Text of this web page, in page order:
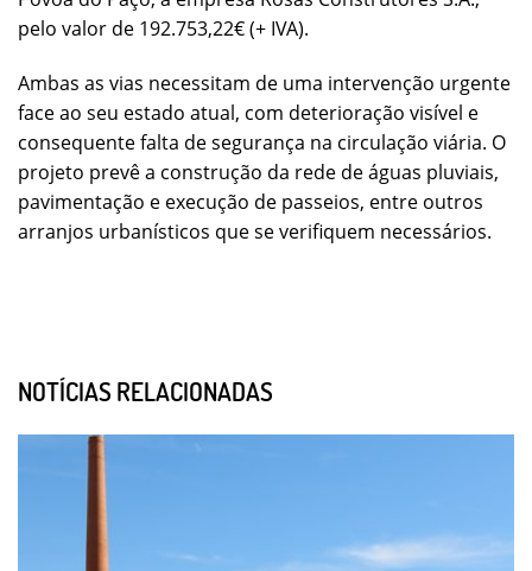
pelo valor de 192.753,22€ (+ IVA).
Ambas as vias necessitam de uma intervenção urgente
face ao seu estado atual, com deterioração visível e
consequente falta de segurança na circulação viária. O
projeto prevê a construção da rede de águas pluviais,
pavimentação e execução de passeios, entre outros
arranjos urbanísticos que se verifiquem necessários.
NOTÍCIAS RELACIONADAS